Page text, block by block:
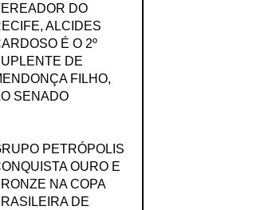
DO
ALCIDES
É O 2º
DE
FILHO,
SENADO
PETRÓPOLIS
OURO E
NA COPA
DE